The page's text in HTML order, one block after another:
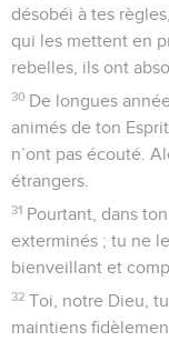
désobéi à tes
qui les mettent en
rebelles, ils ont
30 De longues
animés de ton
n’ont pas écouté.
étrangers.
31 Pourtant, dans
exterminés ; tu ne
bienveillant et
32 Toi, notre Dieu,
maintiens